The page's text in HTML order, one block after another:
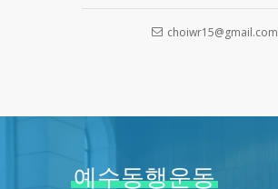
choiwr15@gmail.com
예수동행운동